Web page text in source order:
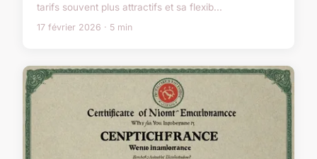
tarifs souvent plus attractifs et sa flexib...
17 février 2026 · 5 min